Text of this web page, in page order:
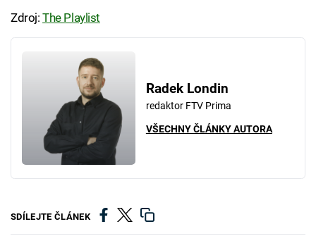
Zdroj:The Playlist
Radek Londin
redaktor FTV Prima
VŠECHNY ČLÁNKY AUTORA
SDÍLEJTE ČLÁNEK